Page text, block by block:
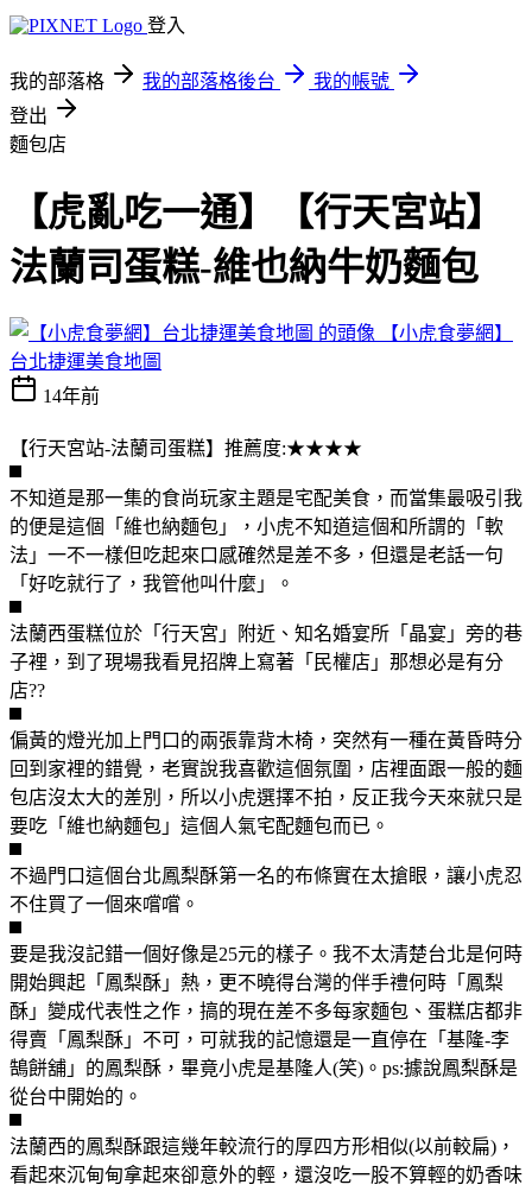
登入
我的部落格 我的部落格後台
我的帳號
登出
麵包店
【虎亂吃一通】【行天宮站】
法蘭司蛋糕-維也納牛奶麵包
【小虎食夢網】
台北捷運美食地圖
14年前
【行天宮站-法蘭司蛋糕】推薦度:★★★★
不知道是那一集的食尚玩家主題是宅配美食，而當集最吸引我
的便是這個「維也納麵包」，小虎不知道這個和所謂的「軟
法」一不一樣但吃起來口感確然是差不多，但還是老話一句
「好吃就行了，我管他叫什麼」。
法蘭西蛋糕位於「行天宮」附近、知名婚宴所「晶宴」旁的巷
子裡，到了現場我看見招牌上寫著「民權店」那想必是有分
店??
偏黃的燈光加上門口的兩張靠背木椅，突然有一種在黃昏時分
回到家裡的錯覺，老實說我喜歡這個氛圍，店裡面跟一般的麵
包店沒太大的差別，所以小虎選擇不拍，反正我今天來就只是
要吃「維也納麵包」這個人氣宅配麵包而已。
不過門口這個台北鳳梨酥第一名的布條實在太搶眼，讓小虎忍
不住買了一個來嚐嚐。
要是我沒記錯一個好像是25元的樣子。我不太清楚台北是何時
開始興起「鳳梨酥」熱，更不曉得台灣的伴手禮何時「鳳梨
酥」變成代表性之作，搞的現在差不多每家麵包、蛋糕店都非
得賣「鳳梨酥」不可，可就我的記憶還是一直停在「基隆-李
鵠餅舖」的鳳梨酥，畢竟小虎是基隆人(笑)。ps:據說鳳梨酥是
從台中開始的。
法蘭西的鳳梨酥跟這幾年較流行的厚四方形相似(以前較扁)，
看起來沉甸甸拿起來卻意外的輕，還沒吃一股不算輕的奶香味